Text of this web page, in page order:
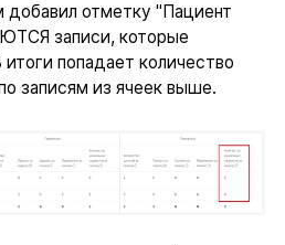
добавил отметку "Пациент
записи, которые
попадает количество
записям из ячеек выше.